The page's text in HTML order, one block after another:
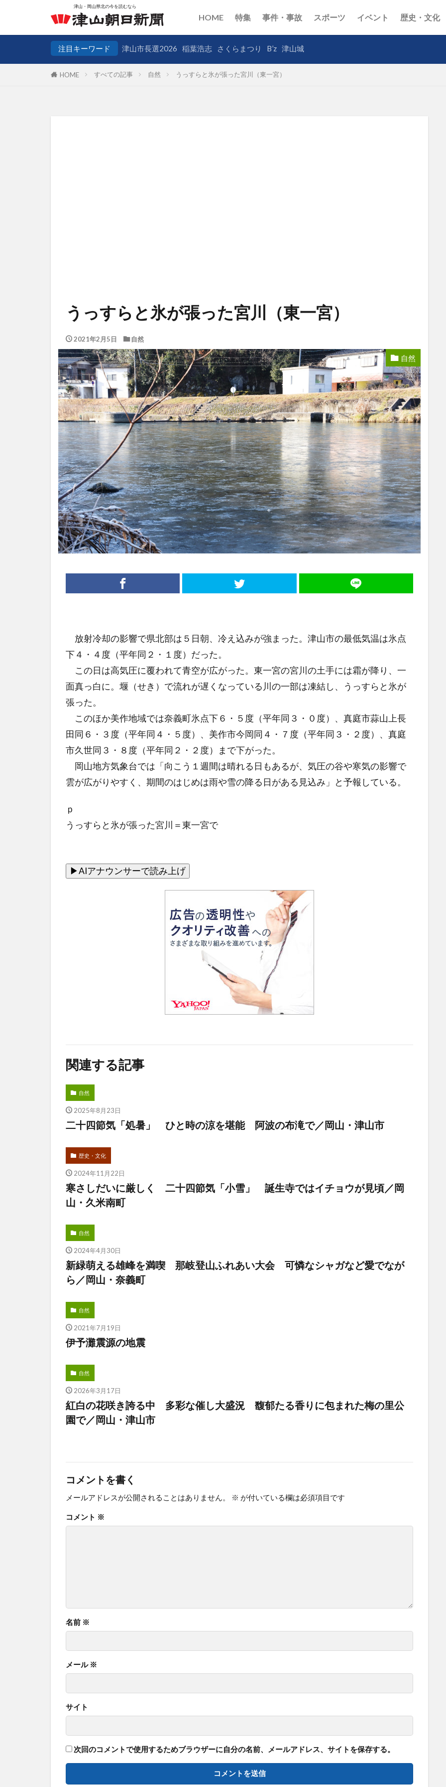
HOME 特集 事件・事故 スポーツ イベント 歴史・文化
注目キーワード 津山市長選2026 稲葉浩志 さくらまつり B’z 津山城
HOME すべての記事 自然 うっすらと氷が張った宮川（東一宮）
うっすらと氷が張った宮川（東一宮）
2021年2月5日 自然
自然
放射冷却の影響で県北部は５日朝、冷え込みが強まった。津山市の最低気温は氷点
下４・４度（平年同２・１度）だった。
この日は高気圧に覆われて青空が広がった。東一宮の宮川の土手には霜が降り、一
面真っ白に。堰（せき）で流れが遅くなっている川の一部は凍結し、うっすらと氷が
張った。
このほか美作地域では奈義町氷点下６・５度（平年同３・０度）、真庭市蒜山上長
田同６・３度（平年同４・５度）、美作市今岡同４・７度（平年同３・２度）、真庭
市久世同３・８度（平年同２・２度）まで下がった。
岡山地方気象台では「向こう１週間は晴れる日もあるが、気圧の谷や寒気の影響で
雲が広がりやすく、期間のはじめは雨や雪の降る日がある見込み」と予報している。
ｐ
うっすらと氷が張った宮川＝東一宮で
関連する記事
自然
2025年8月23日
二十四節気「処暑」 ひと時の涼を堪能 阿波の布滝で／岡山・津山市
歴史・文化
2024年11月22日
寒さしだいに厳しく 二十四節気「小雪」 誕生寺ではイチョウが見頃／岡
山・久米南町
自然
2024年4月30日
新緑萌える雄峰を満喫 那岐登山ふれあい大会 可憐なシャガなど愛でなが
ら／岡山・奈義町
自然
2021年7月19日
伊予灘震源の地震
自然
2026年3月17日
紅白の花咲き誇る中 多彩な催し大盛況 馥郁たる香りに包まれた梅の里公
園で／岡山・津山市
コメントを書く
メールアドレスが公開されることはありません。 ※ が付いている欄は必須項目です
コメント ※
名前 ※
メール ※
サイト
次回のコメントで使用するためブラウザーに自分の名前、メールアドレス、サイトを保存する。